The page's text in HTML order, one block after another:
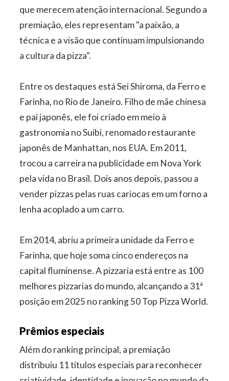
que merecem atenção internacional. Segundo a
premiação, eles representam "a paixão, a
técnica e a visão que continuam impulsionando
a cultura da pizza".
Entre os destaques está Sei Shiroma, da Ferro e
Farinha, no Rio de Janeiro. Filho de mãe chinesa
e pai japonês, ele foi criado em meio à
gastronomia no Suibi, renomado restaurante
japonês de Manhattan, nos EUA. Em 2011,
trocou a carreira na publicidade em Nova York
pela vida no Brasil. Dois anos depois, passou a
vender pizzas pelas ruas cariocas em um forno a
lenha acoplado a um carro.
Em 2014, abriu a primeira unidade da Ferro e
Farinha, que hoje soma cinco endereços na
capital fluminense. A pizzaria está entre as 100
melhores pizzarias do mundo, alcançando a 31ª
posição em 2025 no ranking 50 Top Pizza World.
Prêmios especiais
Além do ranking principal, a premiação
distribuiu 11 títulos especiais para reconhecer